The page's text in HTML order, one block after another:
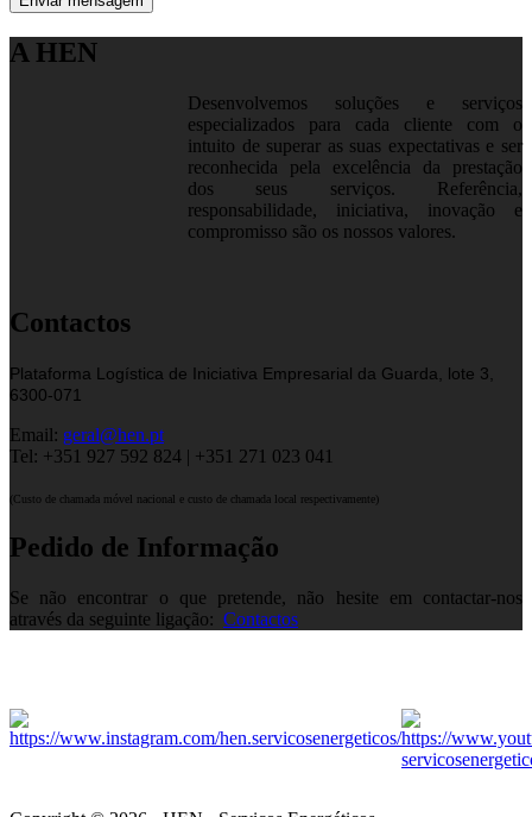
A HEN
Desenvolvemos soluções e serviços
especializados para cada cliente com o
intuito de superar as suas expectativas e ser
reconhecida pela excelência da prestação
dos seus serviços. Referência,
responsabilidade, iniciativa, inovação e
compromisso são os nossos valores.
Contactos
Plataforma Logística de Iniciativa Empresarial da Guarda, lote 3,
6300-071
Email: geral@hen.pt
Tel: +351 927 592 824 | +351 271 023 041
(Custo de chamada móvel nacional e custo de chamada local respectivamente)
Pedido de Informação
Se não encontrar o que pretende, não hesite em contactar-nos
através da seguinte ligação: Contactos